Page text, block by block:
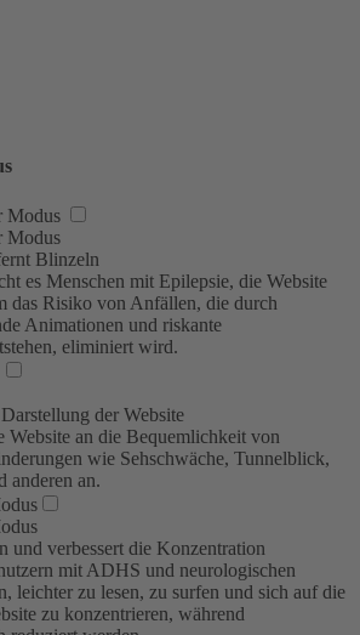
Modus
Modus
Blinzeln
es Menschen mit Epilepsie, die Website
das Risiko von Anfällen, die durch
Animationen und riskante
eliminiert wird.
der Website
Website an die Bequemlichkeit von
wie Sehschwäche, Tunnelblick,
anderen an.
und verbessert die Konzentration
mit ADHS und neurologischen
leichter zu lesen, zu surfen und sich auf die
zu konzentrieren, während